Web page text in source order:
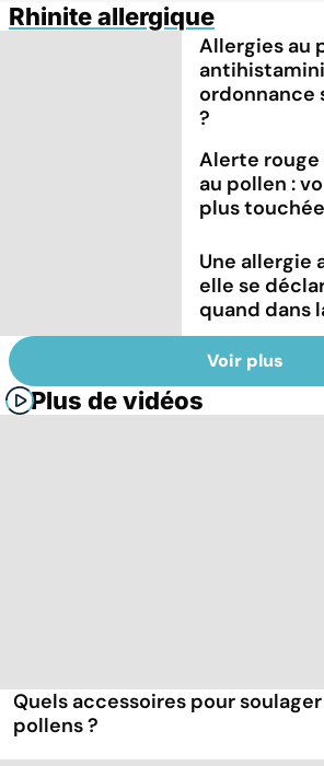
Rhinite allergique
Allergies au
?
Alerte
au pollen :
plus
Une allergie
elle se
quand dans
Voir plus
Plus de vidéos
Quels accessoires pour
pollens ?